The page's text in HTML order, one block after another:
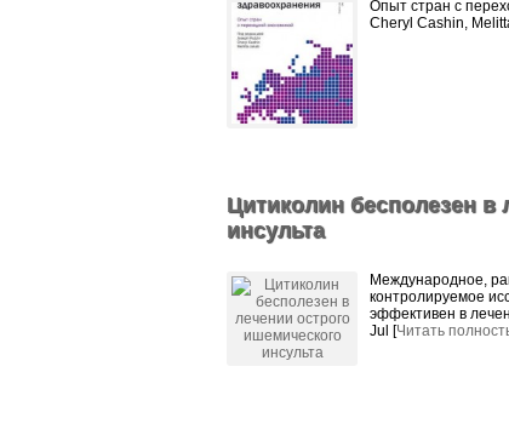
Опыт стран с
Cheryl Cashin,
Цитиколин бесполезен в
инсульта
Международное,
контролируемое
эффективен в
Jul [Читать